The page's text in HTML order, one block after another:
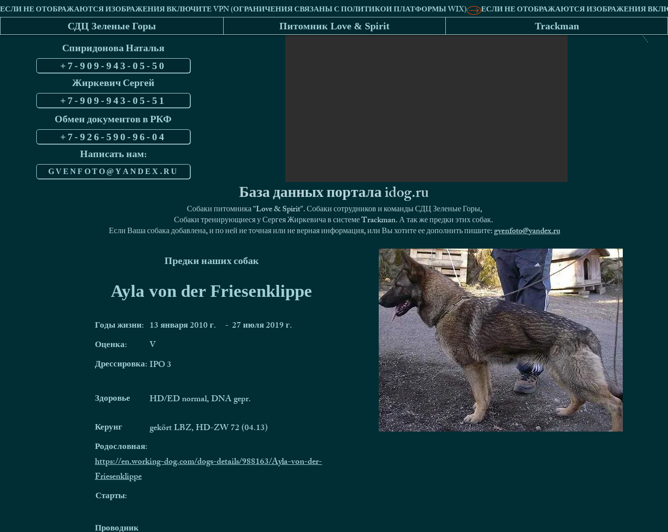
СДЦ Зеленые Горы Питомник Love & Spirit Trackman
Спиридонова Наталья
+7-909-943-05-50
Жиркевич Сергей
+7-909-943-05-51
Обмен документов в РКФ
+7-926-590-96-04
Написать нам:
GVENFOTO@YANDEX.RU
База данных портала idog.ru
Собаки питомника "Love & Spirit". Собаки сотрудников и команды СДЦ Зеленые Горы,
Собаки тренирующиеся у Сергея Жиркевича в системе Trackman. А так же предки этих собак.
Если Ваша собака добавлена, и по ней не точная или не верная информация, или Вы хотите ее дополнить пишите:gvenfoto@yandex.ru
Предки наших собак
Ayla von der Friesenklippe
Годы жизни: 13 января 2010 г. - 27 июля 2019 г.
Оценка:
V
Дрессировка:IPO 3
Здоровье
HD/ED normal, DNA gepr.
Керунг
gekört LBZ, HD-ZW 72 (04.13)
Родословная:
https://en.working-dog.com/dogs-details/988163/Ayla-von-der-
Friesenklippe
Старты:
Проводник